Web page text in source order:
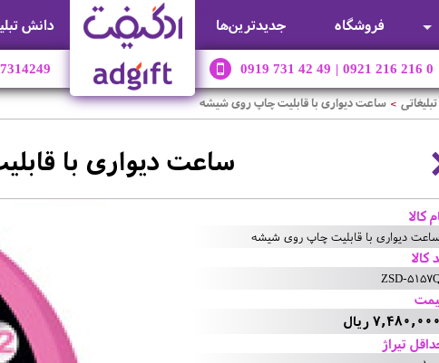
فروشگاه جديدترين‌ها دانش
0919 731 42 49 | 0921 216 216 0
> ساعت دیواری با قابلیت چاپ روی شیشه
ساعت دیواری با
کالا
ساعت دیواری با قابلیت چاپ روی شیشه
کالا
ZSD-
7,480,000 ریال
تیراژ